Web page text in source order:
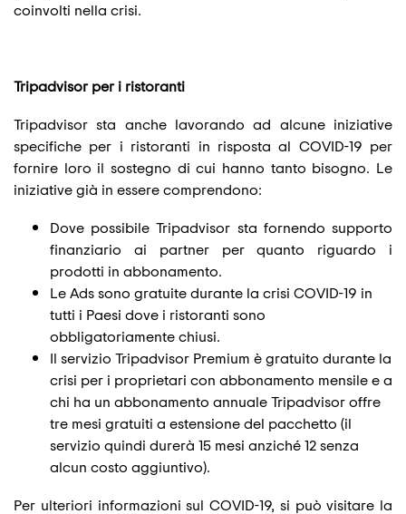
coinvolti nella crisi.
Tripadvisor per i ristoranti
Tripadvisor sta anche lavorando ad alcune iniziative
specifiche per i ristoranti in risposta al COVID-19 per
fornire loro il sostegno di cui hanno tanto bisogno. Le
iniziative già in essere comprendono:
Dove possibile Tripadvisor sta fornendo supporto
finanziario ai partner per quanto riguardo i
prodotti in abbonamento.
Le Ads sono gratuite durante la crisi COVID-19 in
tutti i Paesi dove i ristoranti sono
obbligatoriamente chiusi.
Il servizio Tripadvisor Premium è gratuito durante la
crisi per i proprietari con abbonamento mensile e a
chi ha un abbonamento annuale Tripadvisor offre
tre mesi gratuiti a estensione del pacchetto (il
servizio quindi durerà 15 mesi anziché 12 senza
alcun costo aggiuntivo).
Per ulteriori informazioni sul COVID-19, si può visitare la